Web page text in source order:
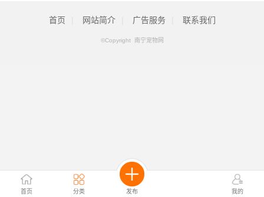
首页 分类 发布 我的
首页 网站简介 广告服务 联系我们
©Copyright 南宁宠物网